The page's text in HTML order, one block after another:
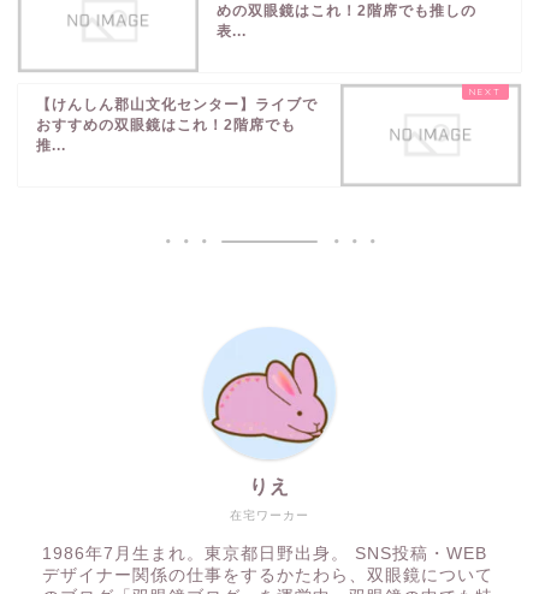
めの双眼鏡はこれ！2階席でも推しの
表...
【けんしん郡山文化センター】ライブで
おすすめの双眼鏡はこれ！2階席でも
推...
在宅ワーカー
りえ
1986年7月生まれ。東京都日野出身。 SNS投稿・WEB
デザイナー関係の仕事をするかたわら、双眼鏡について